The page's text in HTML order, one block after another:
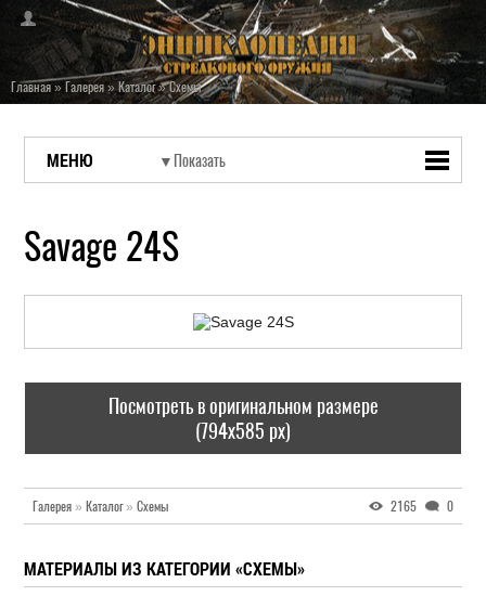
Главная»Галерея»Каталог»Схемы
МЕНЮ
Savage 24S
Посмотреть в оригинальном размере
(794x585 px)
Галерея » Каталог» Схемы 2165 0
МАТЕРИАЛЫ ИЗ КАТЕГОРИИ «СХЕМЫ»